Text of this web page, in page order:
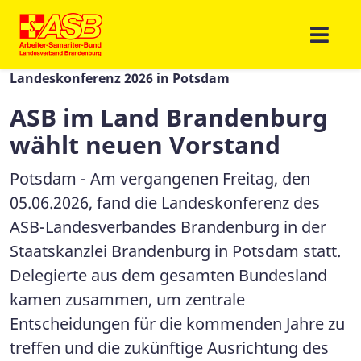
Landeskonferenz 2026 in Potsdam
ASB im Land Brandenburg
wählt neuen Vorstand
Potsdam - Am vergangenen Freitag, den
05.06.2026, fand die Landeskonferenz des
ASB-Landesverbandes Brandenburg in der
Staatskanzlei Brandenburg in Potsdam statt.
Delegierte aus dem gesamten Bundesland
kamen zusammen, um zentrale
Entscheidungen für die kommenden Jahre zu
treffen und die zukünftige Ausrichtung des